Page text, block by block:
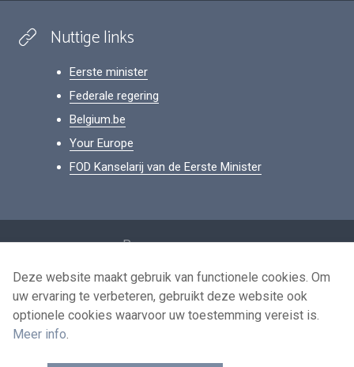
Nuttige links
Eerste minister
Federale regering
Belgium.be
Your Europe
FOD Kanselarij van de Eerste Minister
Persoonsgegevens
Voorwaarden voor het hergebruik
Contacteer ons
Deze website maakt gebruik van functionele cookies. Om
uw ervaring te verbeteren, gebruikt deze website ook
optionele cookies waarvoor uw toestemming vereist is.
Meer info.